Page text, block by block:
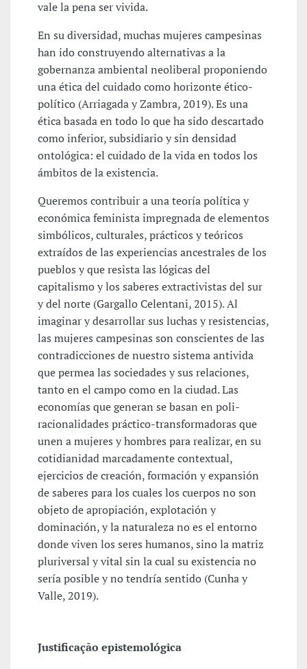
vale la pena ser vivida.
En su diversidad, muchas mujeres campesinas
han ido construyendo alternativas a la
gobernanza ambiental neoliberal proponiendo
una ética del cuidado como horizonte ético-
político (Arriagada y Zambra, 2019). Es una
ética basada en todo lo que ha sido descartado
como inferior, subsidiario y sin densidad
ontológica: el cuidado de la vida en todos los
ámbitos de la existencia.
Queremos contribuir a una teoría política y
económica feminista impregnada de elementos
simbólicos, culturales, prácticos y teóricos
extraídos de las experiencias ancestrales de los
pueblos y que resista las lógicas del
capitalismo y los saberes extractivistas del sur
y del norte (Gargallo Celentani, 2015). Al
imaginar y desarrollar sus luchas y resistencias,
las mujeres campesinas son conscientes de las
contradicciones de nuestro sistema antivida
que permea las sociedades y sus relaciones,
tanto en el campo como en la ciudad. Las
economías que generan se basan en poli-
racionalidades práctico-transformadoras que
unen a mujeres y hombres para realizar, en su
cotidianidad marcadamente contextual,
ejercicios de creación, formación y expansión
de saberes para los cuales los cuerpos no son
objeto de apropiación, explotación y
dominación, y la naturaleza no es el entorno
donde viven los seres humanos, sino la matriz
pluriversal y vital sin la cual su existencia no
sería posible y no tendría sentido (Cunha y
Valle, 2019).
Justificação epistemológica